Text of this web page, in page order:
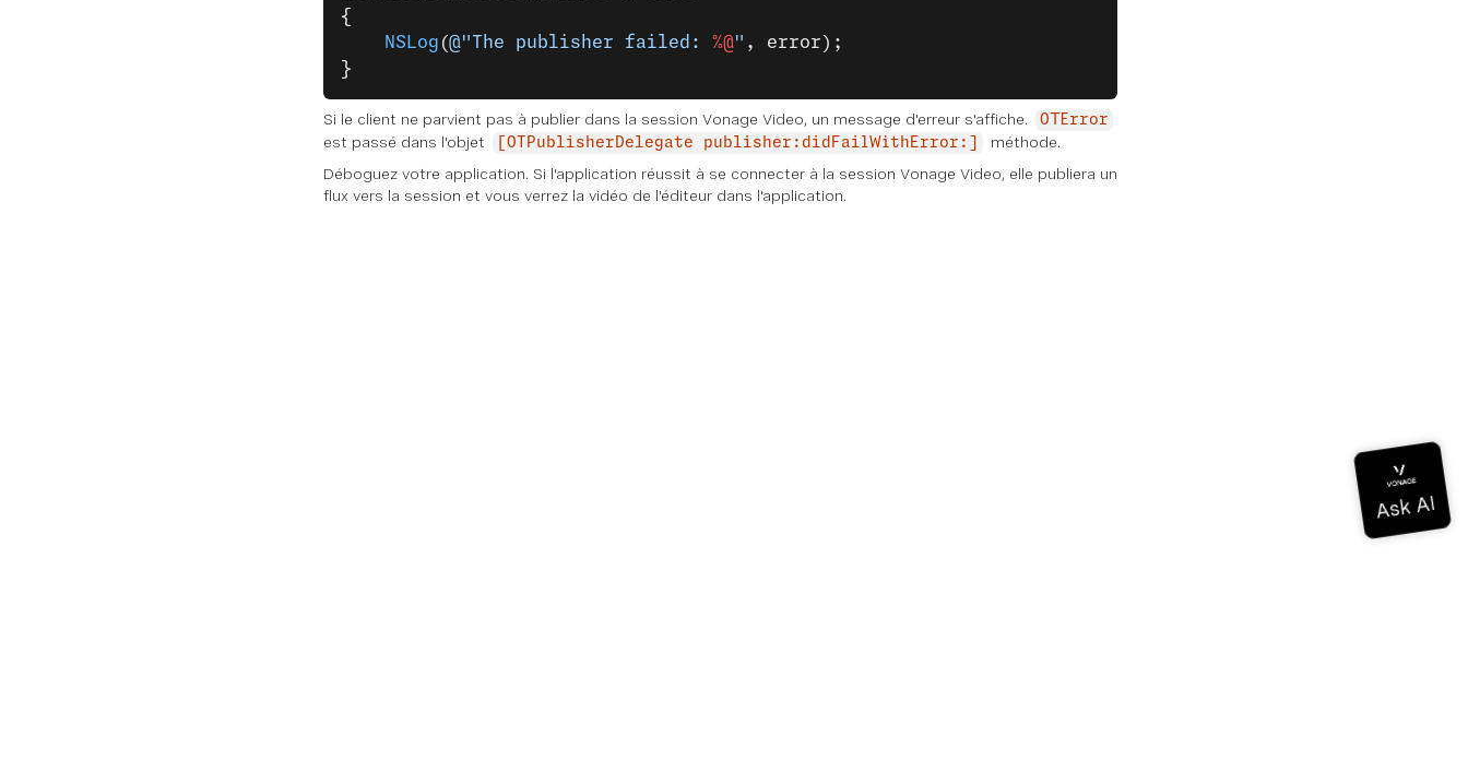
{
    NSLog
(@"The publisher failed: %@" , error);
}
Si le client ne parvient pas à publier dans la session Vonage Video, un message d'erreur s'affiche. OTError
est passé dans l'objet [OTPublisherDelegate publisher:didFailWithError:]
méthode.
Déboguez votre application. Si l'application réussit à se connecter à la session Vonage Video, elle publiera un
flux vers la session et vous verrez la vidéo de l'éditeur dans l'application.